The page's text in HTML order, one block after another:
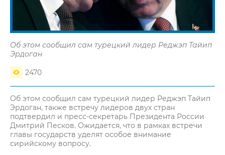
Об этом сообщил сам турецкий лидер Реджэп Тайип
Эрдоган
2470
Об этом сообщил сам турецкий лидер Реджэп Тайип
Эрдоган, также встречу лидеров двух стран
подтвердил и пресс-секретарь Президента России
Дмитрий Песков. Ожидается, что в рамках встречи
главы государств уделят особое внимание
сирийскому вопросу.